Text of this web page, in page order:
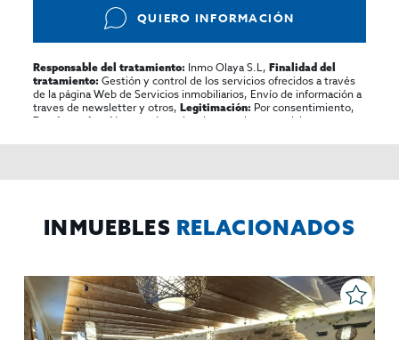
QUIERO INFORMACIÓN
Responsable del tratamiento: Inmo Olaya S.L,Finalidad del
tratamiento: Gestión y control de los servicios ofrecidos a través
de la página Web de Servicios inmobiliarios, Envío de información a
traves de newsletter y otros,Legitimación: Por consentimiento,
Destinatarios:
No se cederan los datos, salvo para elaborar
rectificar y suprimir los datos, solicitar la portabilidad de los
INMUEBLES RELACIONADOS